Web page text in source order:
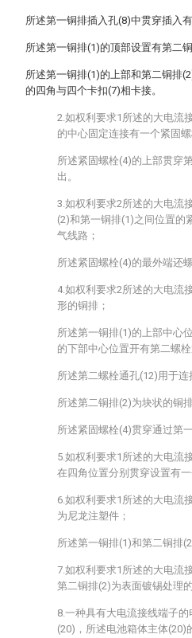
所述第一铜排插入孔(8)中贯穿插入
所述第一铜排(1)的顶部设置有第二
所述第一铜排(1)的上部和第二铜排
的四角与四个卡扣(7)相卡接。
2.如权利要求1所述的大电流
的中心固定连接有一个紧固螺
所述紧固螺栓(4)的上部贯穿
出。
3.如权利要求2所述的大电流
(2)和第一铜排(1)之间位置的
气线路；
所述紧固螺栓(4)的最外端还
4.如权利要求2所述的大电流
形的铜排；
所述第一铜排(1)的上部中心
的下部中心位置开有第二螺栓
所述第二螺栓通孔(12)用于
所述第二铜排(2)为块状的铜
所述紧固螺栓(4)贯穿通过第
5.如权利要求1所述的大电流
在四角位置分别贯穿设置有一
6.如权利要求1所述的大电流
为尼龙注塑件；
所述第一铜排(1)和第二铜排
7.如权利要求1所述的大电流
第二铜排(2)为表面镀锡处理的
8.一种具有大电流接线端子
(20)，所述电池箱体主体(20)